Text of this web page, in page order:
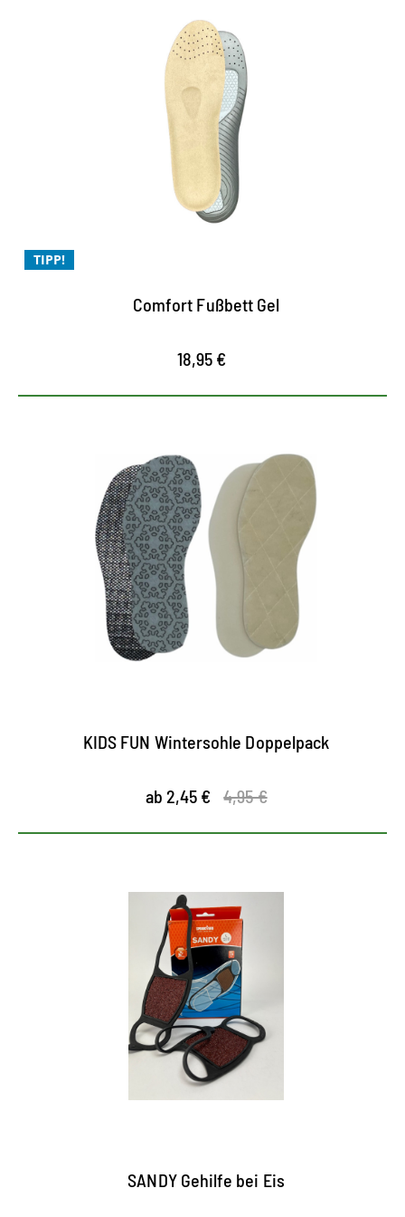
TIPP!
Comfort Fußbett Gel für
perfektes Tragegefühl
sorgt dank spezieller Fersen- und Ballenpolster
für optimale Dämpfung.
das geformte Komfort- Fußbett optimiert den
Comfort Fußbett Gel
18,95 €
KIDS FUN Wintersohle Doppelpack
ab 2,45 € 4,95 €
SANDY Gehilfe bei Eis